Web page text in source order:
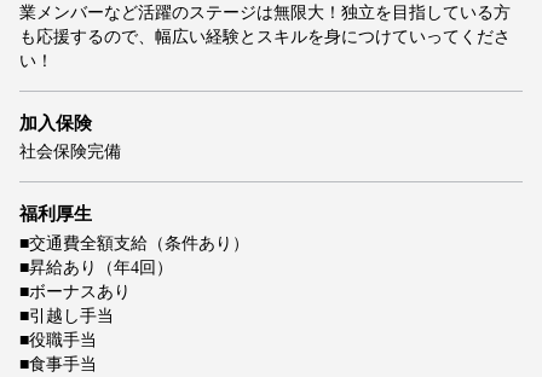
業メンバーなど活躍のステージは無限大！独立を目指している方
も応援するので、幅広い経験とスキルを身につけていってくださ
い！
加入保険
社会保険完備
福利厚生
■交通費全額支給（条件あり）
■昇給あり（年4回）
■ボーナスあり
■引越し手当
■役職手当
■食事手当